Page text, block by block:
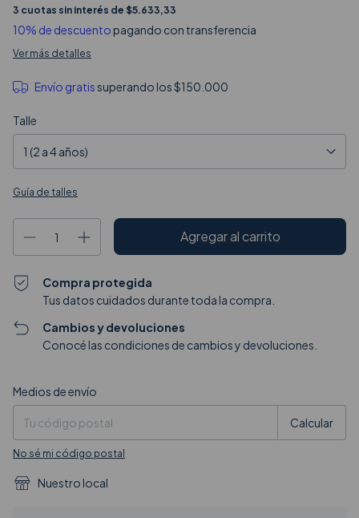
3 cuotas sin interés de $5.633,33
10% de descuento pagando con transferencia
Ver más detalles
Envío gratissuperando los$150.000
Talle
Guía de talles
Compra protegida
Tus datos cuidados durante toda la compra.
Cambios y devoluciones
Conocé las condiciones de cambios y devoluciones.
Entregas para el CP:
Medios de envío
Calcular
No sé mi código postal
Nuestro local